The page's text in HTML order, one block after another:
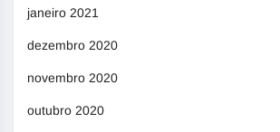
janeiro 2021
dezembro 2020
novembro 2020
outubro 2020